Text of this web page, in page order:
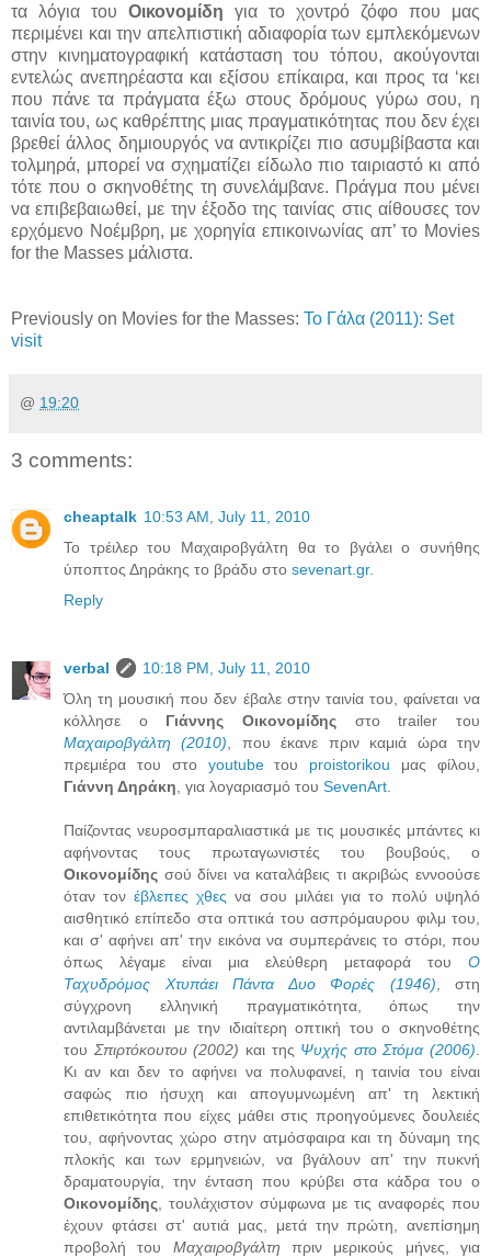
τα λόγια του Οικονομίδη για το χοντρό ζόφο που μας
περιμένει και την απελπιστική αδιαφορία των εμπλεκόμενων
στην κινηματογραφική κατάσταση του τόπου, ακούγονται
εντελώς ανεπηρέαστα και εξίσου επίκαιρα, και προς τα ‘κει
που πάνε τα πράγματα έξω στους δρόμους γύρω σου, η
ταινία του, ως καθρέπτης μιας πραγματικότητας που δεν έχει
βρεθεί άλλος δημιουργός να αντικρίζει πιο ασυμβίβαστα και
τολμηρά, μπορεί να σχηματίζει είδωλο πιο ταιριαστό κι από
τότε που ο σκηνοθέτης τη συνελάμβανε. Πράγμα που μένει
να επιβεβαιωθεί, με την έξοδο της ταινίας στις αίθουσες τον
ερχόμενο Νοέμβρη, με χορηγία επικοινωνίας απ’ το Movies
for the Masses μάλιστα.
Previously on Movies for the Masses: Το Γάλα (2011): Set
visit
@ 19:20
3 comments:
cheaptalk 10:53 AM, July 11, 2010
Το τρέιλερ του Μαχαιροβγάλτη θα το βγάλει ο συνήθης
ύποπτος Δηράκης το βράδυ στο sevenart.gr.
Reply
verbal
10:18 PM, July 11, 2010
Όλη τη μουσική που δεν έβαλε στην ταινία του, φαίνεται να
κόλλησε ο Γιάννης Οικονομίδης στο trailer του
Μαχαιροβγάλτη (2010) , που έκανε πριν καμιά ώρα την
πρεμιέρα του στο youtubeτου proistorikou μας φίλου,
Γιάννη Δηράκη , για λογαριασμό του SevenArt
Παίζοντας νευροσμπαραλιαστικά με τις μουσικές μπάντες κι
αφήνοντας τους πρωταγωνιστές του βουβούς, ο
Οικονομίδης σού δίνει να καταλάβεις τι ακριβώς εννοούσε
όταν τονέβλεπες χθες να σου μιλάει για το πολύ υψηλό
αισθητικό επίπεδο στα οπτικά του ασπρόμαυρου φιλμ του,
και σ' αφήνει απ' την εικόνα να συμπεράνεις το στόρι, που
όπως λέγαμε είναι μια ελεύθερη μεταφορά του Ο
Ταχυδρόμος Χτυπάει Πάντα Δυο Φορές (1946) , στη
σύγχρονη ελληνική πραγματικότητα, όπως την
αντιλαμβάνεται με την ιδιαίτερη οπτική του ο σκηνοθέτης
του Σπιρτόκουτου (2002) και της Ψυχής στο Στόμα (2006)
Κι αν και δεν το αφήνει να πολυφανεί, η ταινία του είναι
σαφώς πιο ήσυχη και απογυμνωμένη απ' τη λεκτική
επιθετικότητα που είχες μάθει στις προηγούμενες δουλειές
του, αφήνοντας χώρο στην ατμόσφαιρα και τη δύναμη της
πλοκής και των ερμηνειών, να βγάλουν απ' την πυκνή
δραματουργία, την ένταση που κρύβει στα κάδρα του ο
Οικονομίδης , τουλάχιστον σύμφωνα με τις αναφορές που
έχουν φτάσει στ' αυτιά μας, μετά την πρώτη, ανεπίσημη
προβολή του Μαχαιροβγάλτη πριν μερικούς μήνες, για